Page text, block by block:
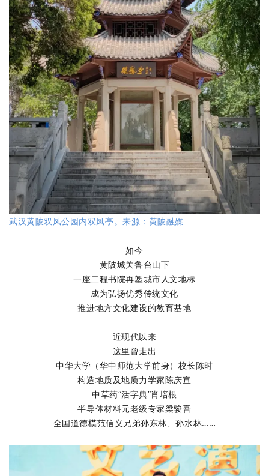
武汉黄陂双凤公园内双凤亭。来源：黄陂融媒
如今
黄陂城关鲁台山下
一座二程书院再塑城市人文地标
成为弘扬优秀传统文化
推进地方文化建设的教育基地
近现代以来
这里曾走出
中华大学（华中师范大学前身）校长陈时
构造地质及地质力学家陈庆宣
中草药“活字典”肖培根
半导体材料元老级专家梁骏吾
全国道德模范信义兄弟孙东林、孙水林……